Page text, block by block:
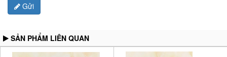
Gửi
SẢN PHẨM LIÊN QUAN